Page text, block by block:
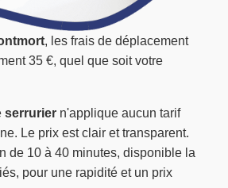
, les frais de déplacement
35 €, quel que soit votre
serrurier n'applique aucun tarif
Le prix est clair et transparent.
de 10 à 40 minutes, disponible la
pour une rapidité et un prix